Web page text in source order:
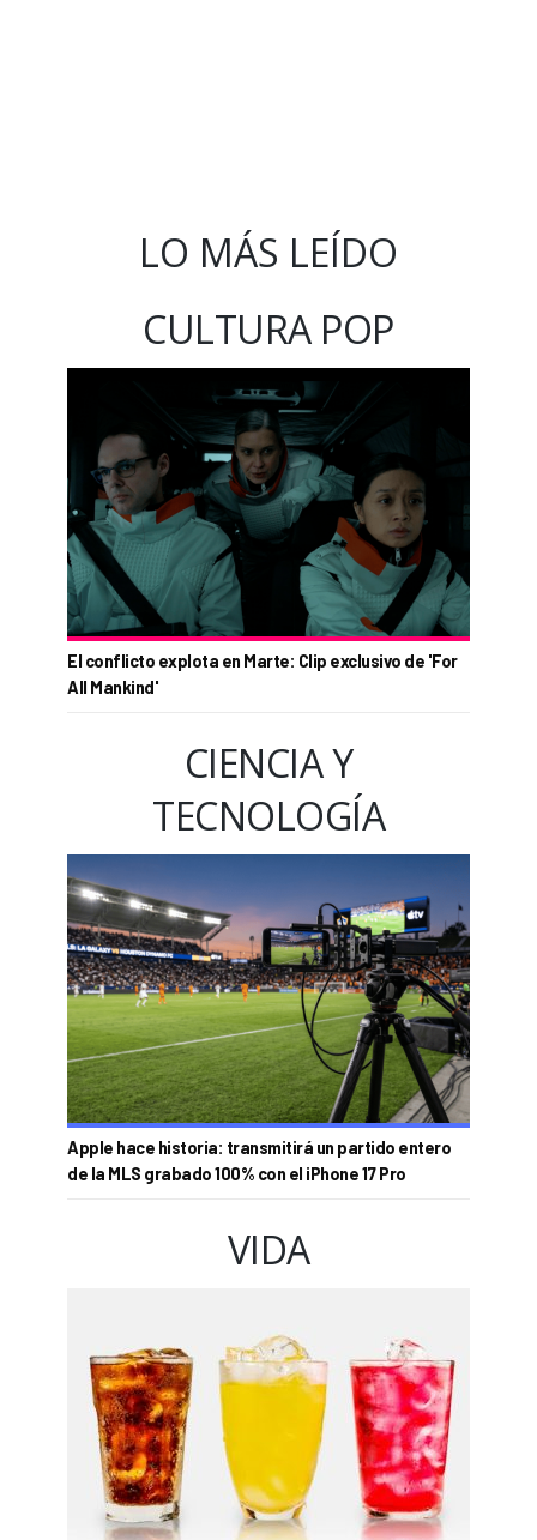
LO MÁS LEÍDO
CULTURA POP
El conflicto explota en Marte: Clip exclusivo de 'For
All Mankind'
CIENCIA Y
TECNOLOGÍA
Apple hace historia: transmitirá un partido entero
de la MLS grabado 100% con el iPhone 17 Pro
VIDA